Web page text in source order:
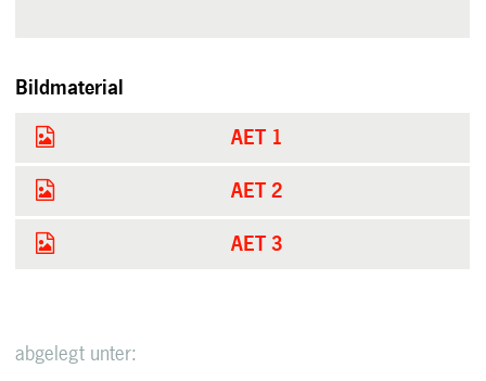
Bildmaterial
AET 1
AET 2
AET 3
abgelegt unter: